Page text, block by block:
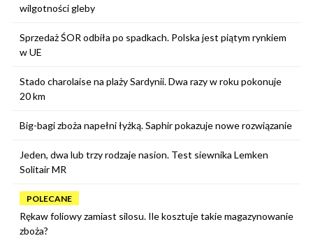
wilgotności gleby
Sprzedaż ŚOR odbiła po spadkach. Polska jest piątym rynkiem
w UE
Stado charolaise na plaży Sardynii. Dwa razy w roku pokonuje
20 km
Big-bagi zboża napełni łyżką. Saphir pokazuje nowe rozwiązanie
Jeden, dwa lub trzy rodzaje nasion. Test siewnika Lemken
Solitair MR
POLECANE
Rękaw foliowy zamiast silosu. Ile kosztuje takie magazynowanie
zboża?